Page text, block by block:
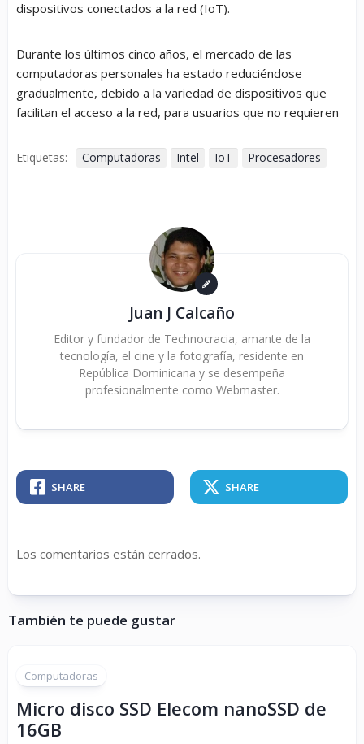
dispositivos conectados a la red (IoT).
Durante los últimos cinco años, el mercado de las
computadoras personales ha estado reduciéndose
gradualmente, debido a la variedad de dispositivos que
facilitan el acceso a la red, para usuarios que no requieren
Etiquetas: Computadoras Intel IoT Procesadores
Juan J Calcaño
Editor y fundador de Technocracia, amante de la
tecnología, el cine y la fotografía, residente en
República Dominicana y se desempeña
profesionalmente como Webmaster.
SHARE SHARE
Los comentarios están cerrados.
También te puede gustar
Computadoras
Micro disco SSD Elecom nanoSSD de
16GB